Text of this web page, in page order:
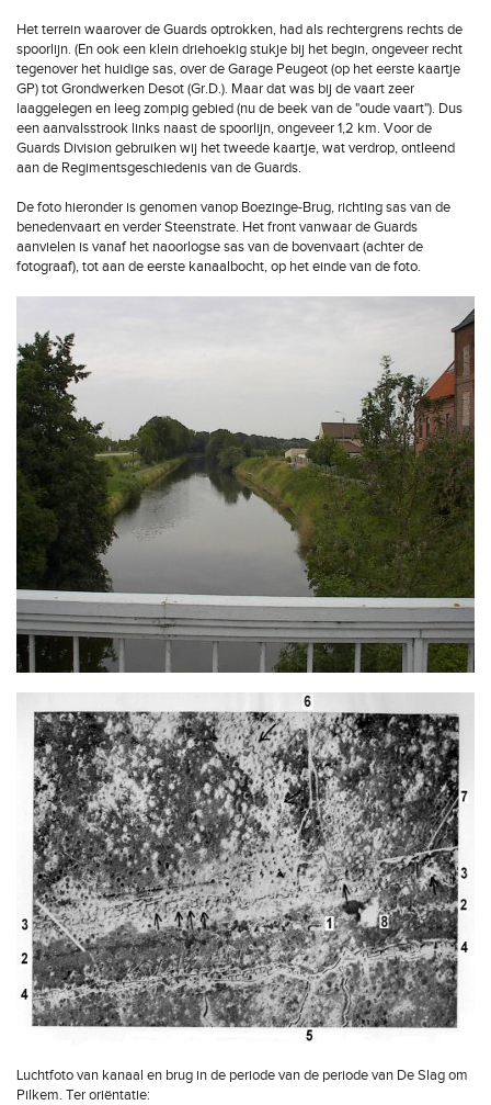
Het terrein waarover de Guards optrokken, had als rechtergrens rechts de
spoorlijn. (En ook een klein driehoekig stukje bij het begin, ongeveer recht
tegenover het huidige sas, over de Garage Peugeot (op het eerste kaartje
GP) tot Grondwerken Desot (Gr.D.). Maar dat was bij de vaart zeer
laaggelegen en leeg zompig gebied (nu de beek van de "oude vaart"). Dus
een aanvalsstrook links naast de spoorlijn, ongeveer 1,2 km. Voor de
Guards Division gebruiken wij het tweede kaartje, wat verdrop, ontleend
aan de Regimentsgeschiedenis van de Guards.
De foto hieronder is genomen vanop Boezinge-Brug, richting sas van de
benedenvaart en verder Steenstrate. Het front vanwaar de Guards
aanvielen is vanaf het naoorlogse sas van de bovenvaart (achter de
fotograaf), tot aan de eerste kanaalbocht, op het einde van de foto.
Luchtfoto van kanaal en brug in de periode van de periode van De Slag om
Pilkem. Ter oriëntatie: